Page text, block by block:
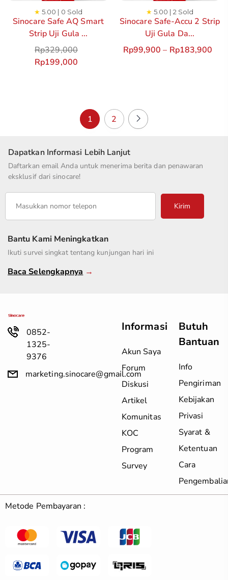
Sinocare Safe AQ Smart
Strip Uji Gula ...
★5.00 | 0 Sold
Rp329,000
Rp199,000
Sinocare Safe-Accu 2 Strip
Uji Gula Da...
★5.00 | 2 Sold
Rp99,900 – Rp183,900
1 2
Dapatkan Informasi Lebih Lanjut
Daftarkan email Anda untuk menerima berita dan penawaran
eksklusif dari sinocare!
Kirim
Bantu Kami Meningkatkan
Ikuti survei singkat tentang kunjungan hari ini
Baca Selengkapnya →
0852-
1325-
9376
marketing.sinocare@gmail.com
Informasi
Akun Saya
Forum
Diskusi
Artikel
Komunitas
KOC
Program
Survey
Butuh
Bantuan
Info
Pengiriman
Kebijakan
Privasi
Syarat &
Ketentuan
Cara
Metode Pembayaran :